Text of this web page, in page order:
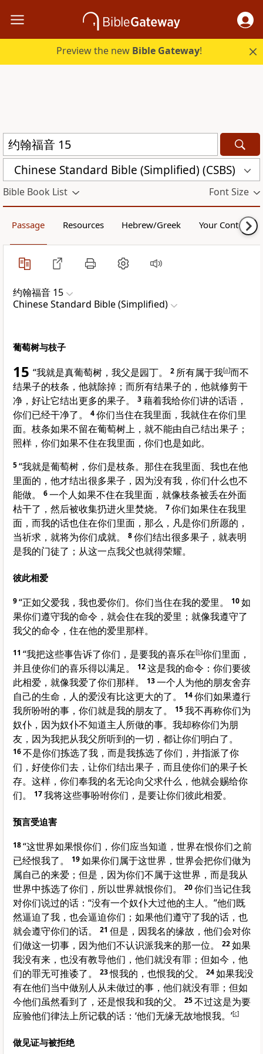
Preview the new Bible Gateway!
Chinese Standard Bible (Simplified) (CSBS)
Bible Book List Font Size
Passage Resources Hebrew/Greek Your Content
约翰福音 15
Chinese Standard Bible (Simplified)
葡萄树与枝子
15 “我就是真葡萄树，我父是园丁。 2 所有属于我[a]而不
结果子的枝条，他就除掉；而所有结果子的，他就修剪干
净，好让它结出更多的果子。
3藉着我给你们讲的话语，
你们已经干净了。
4你们当住在我里面，我就住在你们里
面。枝条如果不留在葡萄树上，就不能由自己结出果子；
照样，你们如果不住在我里面，你们也是如此。
5“我就是葡萄树，你们是枝条。那住在我里面、我也在他
里面的，他才结出很多果子，因为没有我，你们什么也不
能做。
6一个人如果不住在我里面，就像枝条被丢在外面
枯干了，然后被收集扔进火里焚烧。
7你们如果住在我里
面，而我的话也住在你们里面，那么，凡是你们所愿的，
当祈求，就将为你们成就。
8你们结出很多果子，就表明
是我的门徒了；从这一点我父也就得荣耀。
彼此相爱
9“正如父爱我，我也爱你们。你们当住在我的爱里。 10如
果你们遵守我的命令，就会住在我的爱里；就像我遵守了
我父的命令，住在他的爱里那样。
11 “我把这些事告诉了你们，是要我的喜乐在[b]你们里面，
并且使你们的喜乐得以满足。
12这是我的命令：你们要彼
此相爱，就像我爱了你们那样。
13一个人为他的朋友舍弃
自己的生命，人的爱没有比这更大的了。
14你们如果遵行
我所吩咐的事，你们就是我的朋友了。
15我不再称你们为
奴仆，因为奴仆不知道主人所做的事。我却称你们为朋
友，因为我把从我父所听到的一切，都让你们明白了。
16不是你们拣选了我，而是我拣选了你们，并指派了你
们，好使你们去，让你们结出果子，而且使你们的果子长
存。这样，你们奉我的名无论向父求什么，他就会赐给你
们。
17我将这些事吩咐你们，是要让你们彼此相爱。
预言受迫害
18“这世界如果恨你们，你们应当知道，世界在恨你们之前
已经恨我了。
19如果你们属于这世界，世界会把你们做为
属自己的来爱；但是，因为你们不属于这世界，而是我从
世界中拣选了你们，所以世界就恨你们。
20你们当记住我
对你们说过的话：“没有一个奴仆大过他的主人。”他们既
然逼迫了我，也会逼迫你们；如果他们遵守了我的话，也
就会遵守你们的话。
21 但是，因我名的缘故，他们会对你
们做这一切事，因为他们不认识派我来的那一位。
22如果
我没有来，也没有教导他们，他们就没有罪；但如今，他
们的罪无可推诿了。
23恨我的，也恨我的父。 24如果我没
有在他们当中做别人从未做过的事，他们就没有罪；但如
今他们虽然看到了，还是恨我和我的父。
25不过这是为要
应验他们律法上所记载的话：‘他们无缘无故地恨我。’[c]
做见证与被拒绝